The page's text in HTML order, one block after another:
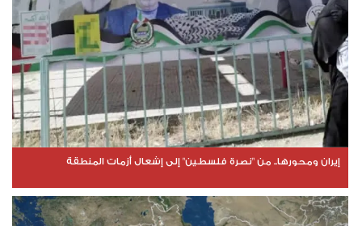
إيران ومحورها.. من "نصرة فلسطين" إلى إشعال أزمات المنطقة